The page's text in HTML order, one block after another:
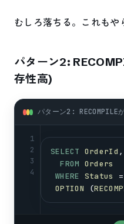
むしろ落ちる。これもや
パターン2:
存性高)
1
2
3
4
SELECT OrderId ,
FROM Orders
WHERE Status =
OPTION
(